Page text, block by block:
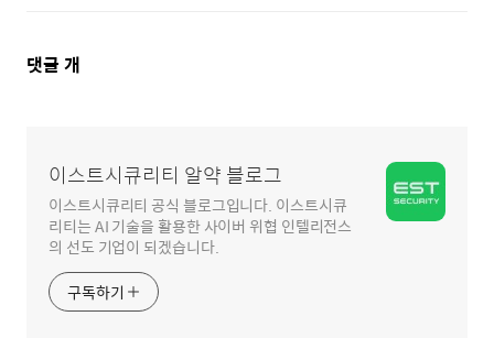
댓
댓글 개
이스트시큐리티 알약 블로그
이스트시큐리티 공식 블로그입니다. 이스트시큐
리티는 AI 기술을 활용한 사이버 위협 인텔리전스
의 선도 기업이 되겠습니다.
구독하기